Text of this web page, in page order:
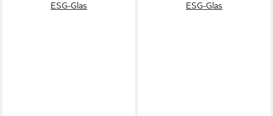
ESG-Glas
ESG-Glas